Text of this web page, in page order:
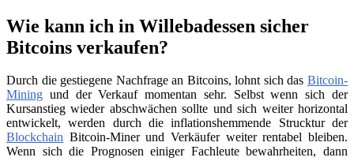
Wie kann ich in Willebadessen sicher
Bitcoins verkaufen?
Durch die gestiegene Nachfrage an Bitcoins, lohnt sich das Bitcoin-
Mining und der Verkauf momentan sehr. Selbst wenn sich der
Kursanstieg wieder abschwächen sollte und sich weiter horizontal
entwickelt, werden durch die inflationshemmende Strucktur der
Blockchain Bitcoin-Miner und Verkäufer weiter rentabel bleiben.
Wenn sich die Prognosen einiger Fachleute bewahrheiten, dann